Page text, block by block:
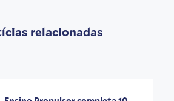
relacionadas